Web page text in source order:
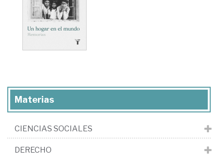
Materias
CIENCIAS SOCIALES
DERECHO